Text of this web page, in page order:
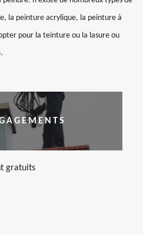
la peinture acrylique, la peinture à
pour la teinture ou la lasure ou
gratuits